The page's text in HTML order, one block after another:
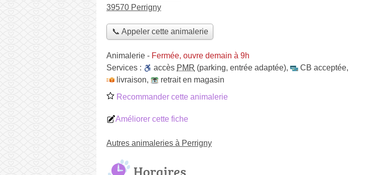
39570 Perrigny
📞 Appeler cette animalerie
Animalerie - Fermée, ouvre demain à 9h
Services :
accès PMR (parking, entrée adaptée), CB acceptée,
livraison,
retrait en magasin
Recommander cette animalerie
Améliorer cette fiche
Autres animaleries à Perrigny
Horaires